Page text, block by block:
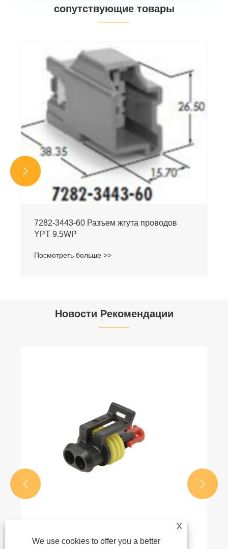
сопутствующие товары
7282-3443-60 Разъем жгута проводов
YPT 9.5WP
Посмотреть больше >>


Новости Рекомендации
 
X
We use cookies to offer you a better